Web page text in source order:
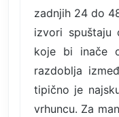
zadnjih 24 do
izvori spuštaju
koje bi inače
razdoblja
tipično je
vrhuncu. Za